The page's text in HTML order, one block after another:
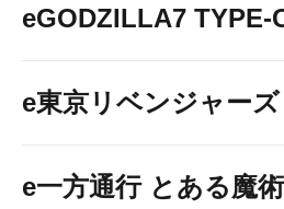
eGODZILLA7 TYPE-
e東京リベンジャーズ
e一方通行 とある魔